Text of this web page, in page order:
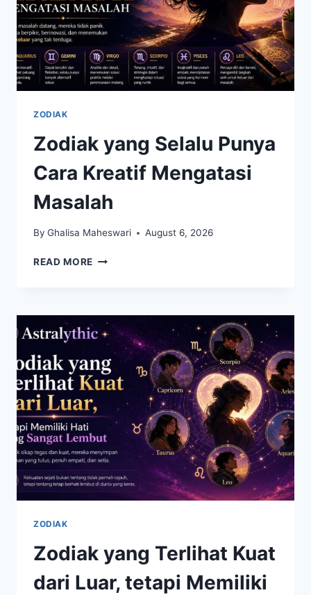
ZODIAK
Zodiak yang Selalu Punya
Cara Kreatif Mengatasi
Masalah
By Ghalisa Maheswari August 6, 2026
READ MORE ZODIAK
CARA
KREATIF
MENGATASI
MASALAH
ZODIAK
Zodiak yang Terlihat Kuat
dari Luar, tetapi Memiliki